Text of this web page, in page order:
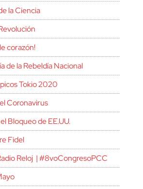
la Ciencia
corazón!
de la Rebeldía Nacional
Tokio 2020
Coronavirus
Bloqueo de EE.UU.
Fidel
Reloj | #8voCongresoPCC